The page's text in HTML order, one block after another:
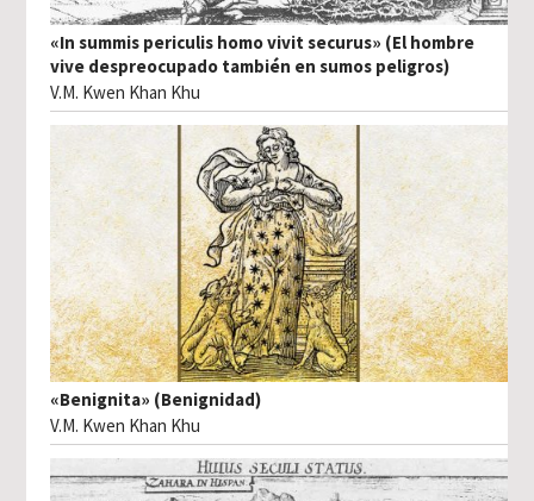
«In summis periculis homo vivit securus» (El hombre
vive despreocupado también en sumos peligros)
V.M. Kwen Khan Khu
«Benignita» (Benignidad)
V.M. Kwen Khan Khu